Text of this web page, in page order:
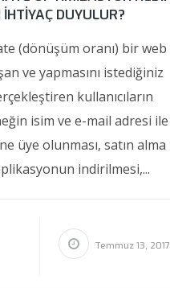
İHTIYAÇ DUYULUR?
(dönüşüm oranı) bir web
ve yapmasını istediğiniz
kullanıcıların
isim ve e-mail adresi ile
üye olunması, satın alma
indirilmesi,...
Temmuz 13, 2017